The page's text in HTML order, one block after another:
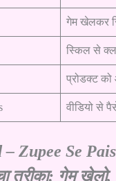
गेम खेलकर
स्किल से
प्रोडक्ट
वीडियो से
– Zupee Se
तरीका: गेम खेलो,